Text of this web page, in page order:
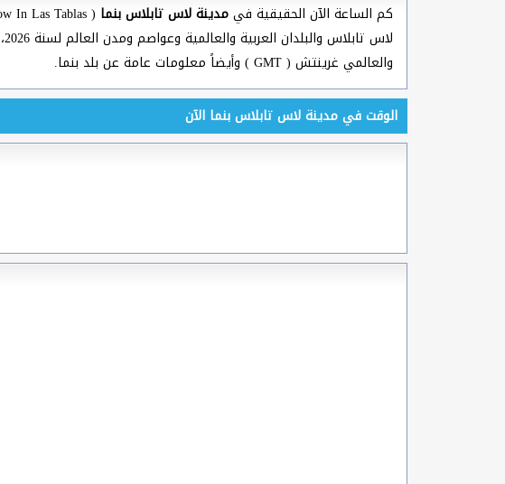
كم الساعة الآن الحقيقية فيمدينة لاس تابلاس بنما
والعالمي غرينتش ( GMT ) وأيضاً معلومات عامة عن بلد بنما.
الوقت في مدينة لاس تابلاس بنما الآن